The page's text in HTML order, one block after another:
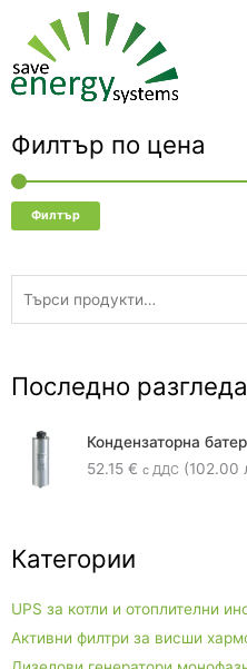
content
Филтър по цена
Филтър
Търсене
Последно
Кондензаторна
52.15€ с ДДС (102.00
Категории
UPS за котли и отоплителни
Активни филтри за висши